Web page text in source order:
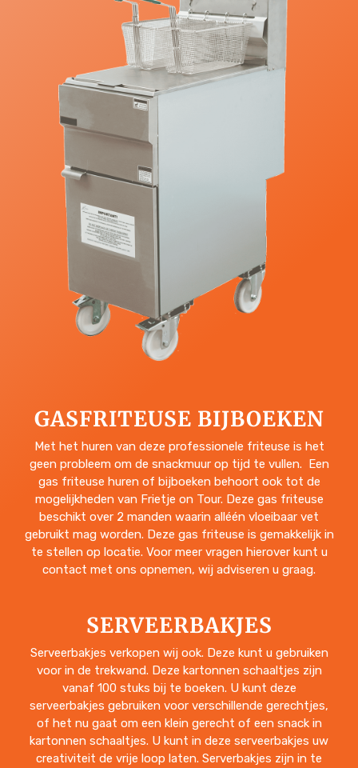
GASFRITEUSE BIJBOEKEN
Met het huren van deze professionele friteuse is het
geen probleem om de snackmuur op tijd te vullen. Een
gas friteuse huren of bijboeken behoort ook tot de
mogelijkheden van Frietje on Tour. Deze gas friteuse
beschikt over 2 manden waarin alléén vloeibaar vet
gebruikt mag worden. Deze gas friteuse is gemakkelijk in
te stellen op locatie. Voor meer vragen hierover kunt u
contact met ons opnemen, wij adviseren u graag.
SERVEERBAKJES
Serveerbakjes verkopen wij ook. Deze kunt u gebruiken
voor in de trekwand. Deze kartonnen schaaltjes zijn
vanaf 100 stuks bij te boeken. U kunt deze
serveerbakjes gebruiken voor verschillende gerechtjes,
of het nu gaat om een klein gerecht of een snack in
kartonnen schaaltjes. U kunt in deze serveerbakjes uw
creativiteit de vrije loop laten. Serverbakjes zijn in te